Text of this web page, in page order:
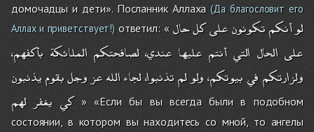
домочадцы и дети». Посланник Аллаха (Да благословит его
Аллах и приветствует!) ответил: « لوأنكمتكونونعلىكلحال
على الحال التي أنتم عليها عندي، لصافحتكم الملائكة بأكفهم،
ولزارتكمفيبيوتكم،ولولمتذنبوا،لجاءاللهعزوجلبقوميذنبون
كي يغفر لهم
» «Если бы вы всегда были в подобном
состоянии, в котором вы находитесь со мной, то ангелы